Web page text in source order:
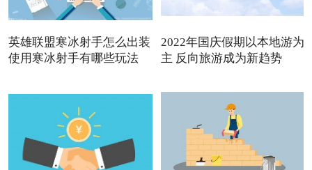
英雄联盟寒冰射手怎么出装
使用寒冰射手有哪些玩法
2022年国庆假期以本地游为
主 反向旅游成为新趋势